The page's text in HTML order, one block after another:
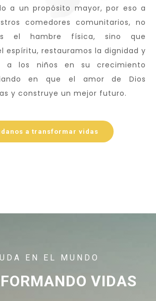
a un propósito mayor, por eso a
comedores comunitarios, no
el hambre física, sino que
espíritu, restauramos la dignidad y
a los niños en su crecimiento
en que el amor de Dios
y construye un mejor futuro.
a transformar vidas
EN EL MUNDO
VIDAS